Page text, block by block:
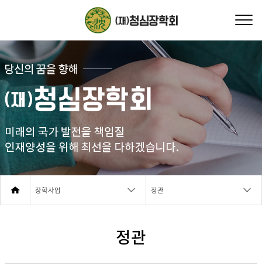
장학사업 정관
정관